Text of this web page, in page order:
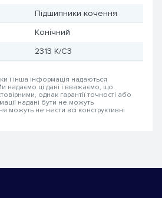
Підшипники кочення
Конічний
2313 K/C3
і інша інформація надаються
надаємо ці дані і вважаємо, що
однак гарантії точності або
надані бути не можуть
можуть не нести всі конструктивні